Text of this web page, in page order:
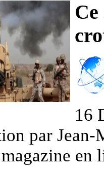
Ce
16
par
en